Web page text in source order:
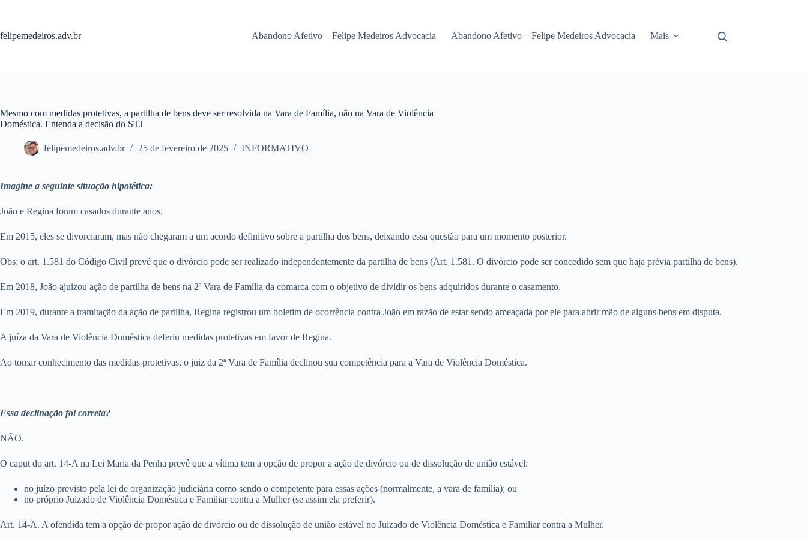
conteúdo
felipemedeiros.adv.br Abandono Afetivo – Felipe Medeiros Advocacia Abandono Afetivo – Felipe Medeiros Advocacia Mais
Mesmo com medidas protetivas, a partilha de bens deve ser resolvida na Vara de Família, não na Vara de Violência
Doméstica. Entenda a decisão do STJ
felipemedeiros.adv.br 25 de fevereiro de 2025 INFORMATIVO
Imagine a seguinte situação hipotética:
João e Regina foram casados durante anos.
Em 2015, eles se divorciaram, mas não chegaram a um acordo definitivo sobre a partilha dos bens, deixando essa questão para um momento posterior.
Obs: o art. 1.581 do Código Civil prevê que o divórcio pode ser realizado independentemente da partilha de bens (Art. 1.581. O divórcio pode ser concedido sem que haja prévia partilha de bens).
Em 2018, João ajuizou ação de partilha de bens na 2ª Vara de Família da comarca com o objetivo de dividir os bens adquiridos durante o casamento.
Em 2019, durante a tramitação da ação de partilha, Regina registrou um boletim de ocorrência contra João em razão de estar sendo ameaçada por ele para abrir mão de alguns bens em disputa.
A juíza da Vara de Violência Doméstica deferiu medidas protetivas em favor de Regina.
Ao tomar conhecimento das medidas protetivas, o juiz da 2ª Vara de Família declinou sua competência para a Vara de Violência Doméstica.
Essa declinação foi correta?
NÃO.
O caput do art. 14-A na Lei Maria da Penha prevê que a vítima tem a opção de propor a ação de divórcio ou de dissolução de união estável:
no juízo previsto pela lei de organização judiciária como sendo o competente para essas ações (normalmente, a vara de família); ou
no próprio Juizado de Violência Doméstica e Familiar contra a Mulher (se assim ela preferir).
Art. 14-A. A ofendida tem a opção de propor ação de divórcio ou de dissolução de união estável no Juizado de Violência Doméstica e Familiar contra a Mulher.